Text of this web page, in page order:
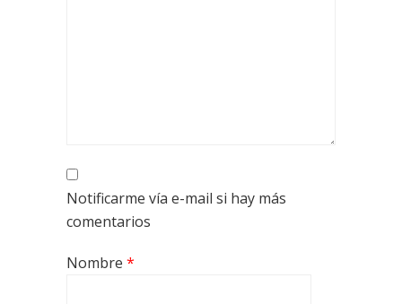
Notificarme vía e-mail si hay más
comentarios
Nombre *